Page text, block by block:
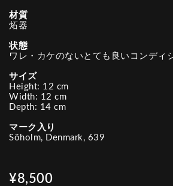
材質
炻器
状態
ワレ・カケのないとても良いコンディ
サイズ
Height: 12 cm
Width: 12 cm
Depth: 14 cm
マーク入り
Söholm, Denmark, 639
¥8,500